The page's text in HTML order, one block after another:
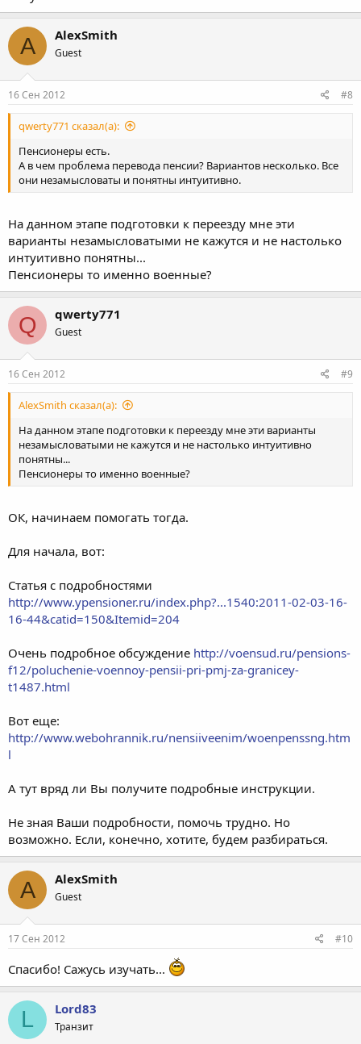
A AlexSmith
Guest
16 Сен 2012 #8
qwerty771 сказал(а):
Пенсионеры есть.
А в чем проблема перевода пенсии? Вариантов несколько. Все
они незамысловаты и понятны интуитивно.
На данном этапе подготовки к переезду мне эти
варианты незамысловатыми не кажутся и не настолько
интуитивно понятны...
Пенсионеры то именно военные?
Q qwerty771
Guest
16 Сен 2012 #9
AlexSmith сказал(а):
На данном этапе подготовки к переезду мне эти варианты
незамысловатыми не кажутся и не настолько интуитивно
понятны...
Пенсионеры то именно военные?
ОК, начинаем помогать тогда.
Для начала, вот:
Статья с подробностями
http://www.ypensioner.ru/index.php?...1540:2011-02-03-16-
16-44&catid=150&Itemid=204
Очень подробное обсуждение http://voensud.ru/pensions-
f12/poluchenie-voennoy-pensii-pri-pmj-za-granicey-
t1487.html
Вот еще:
http://www.webohrannik.ru/nensiiveenim/woenpenssng.htm
l
А тут вряд ли Вы получите подробные инструкции.
Не зная Ваши подробности, помочь трудно. Но
возможно. Если, конечно, хотите, будем разбираться.
A AlexSmith
Guest
17 Сен 2012 #10
Спасибо! Сажусь изучать...
L Lord83
Транзит